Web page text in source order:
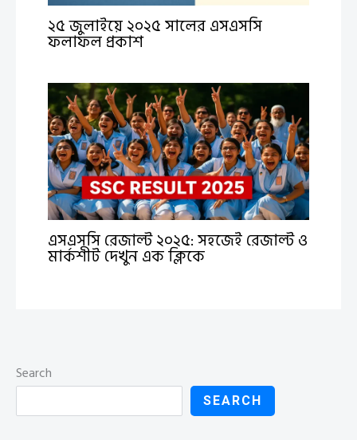
২৫ জুলাইয়ে ২০২৫ সালের এসএসসি
ফলাফল প্রকাশ
এসএসসি রেজাল্ট ২০২৫: সহজেই রেজাল্ট ও
মার্কশীট দেখুন এক ক্লিকে
Search
SEARCH